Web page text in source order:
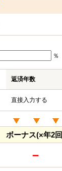
％
返済年数
直接入力する
ボーナス(×年2
－